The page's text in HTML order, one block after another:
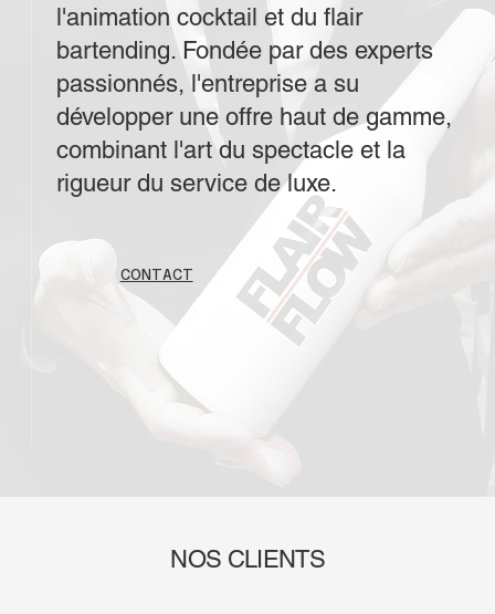
CONTACT
l'animation cocktail et du flair
bartending. Fondée par des experts
passionnés, l'entreprise a su
développer une offre haut de gamme,
combinant l'art du spectacle et la
rigueur du service de luxe.
NOS CLIENTS